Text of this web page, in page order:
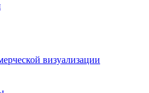
визуализации